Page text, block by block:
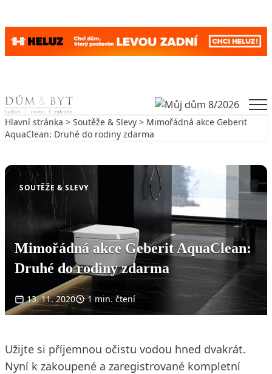
Skip to content
Hlavní stránka > Soutěže & Slevy > Mimořádná akce Geberit
AquaClean: Druhé do rodiny zdarma
SOUTĚŽE & SLEVY
Mimořádná akce Geberit AquaClean:
Druhé do rodiny zdarma
13. 11. 2020 1 min. čtení
Užijte si příjemnou očistu vodou hned dvakrát.
Nyní k zakoupené a zaregistrované kompletní